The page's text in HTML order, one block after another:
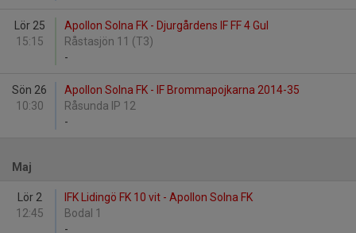
Lör 25
15:15
Apollon Solna FK - Djurgårdens IF FF 4 Gul
Råstasjön 11 (T3)
-
Sön 26
10:30
Apollon Solna FK - IF Brommapojkarna 2014-35
Råsunda IP 12
-
Maj
Lör 2
12:45
IFK Lidingö FK 10 vit - Apollon Solna FK
Bodal 1
-